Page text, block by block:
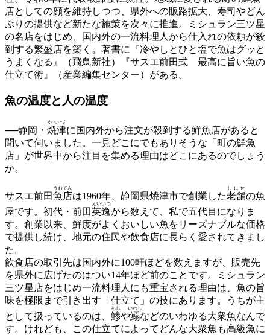
店としての顔を維持しつつ、県外への販路拡大、寿司やどん
ぶりの提供など新たな施策を次々に推進。ミシュラン三ツ星
の名店をはじめ、国内外の一流料理人から仕入れの依頼が殺
到する繁盛店を築く。著書に『冷やしとひと塩で魚はグッと
うまくなる』（飛鳥新社）『サスエ前田式 最高に旨い魚の
仕立て術』（産業編集センター）がある。
魚の温度と 人の温度
──静岡・ 焼津
やいづ
に国内外から注文が殺到する鮮魚店があると
聞いて伺いました。一見どこにでもありそうな「町の鮮魚
店」が世界中から注目を集める理由はどこにあるのでしょう
か。
サスエ前田魚店
うおてん
は1960年、静岡県焼津市で創業した老舗
しにせ
の魚
屋です。初代・前田英逸
えいいつ
から数えて、私で五代目になりま
す。創業以来、鮮度がよくおいしい魚をリーズナブルな価格
で提供し続け、地元の住民や飲食店に長らく愛されてきまし
た。
飲食店の取引先は国内外に100軒ほどを数えますが、販売先
を県外に広げたのはつい14年ほど前のことです。ミシュラン
三ツ星店をはじめ一流料理人にも重宝される理由は、魚の旨
味を極限まで引き出す「仕立て」の技にあります。うちが主
として扱っているのは、 鯵
あじ
や鰯
いわし
などのいわゆる大衆魚なんで
す。けれども、この仕立てによってどんな大衆魚も高級魚に